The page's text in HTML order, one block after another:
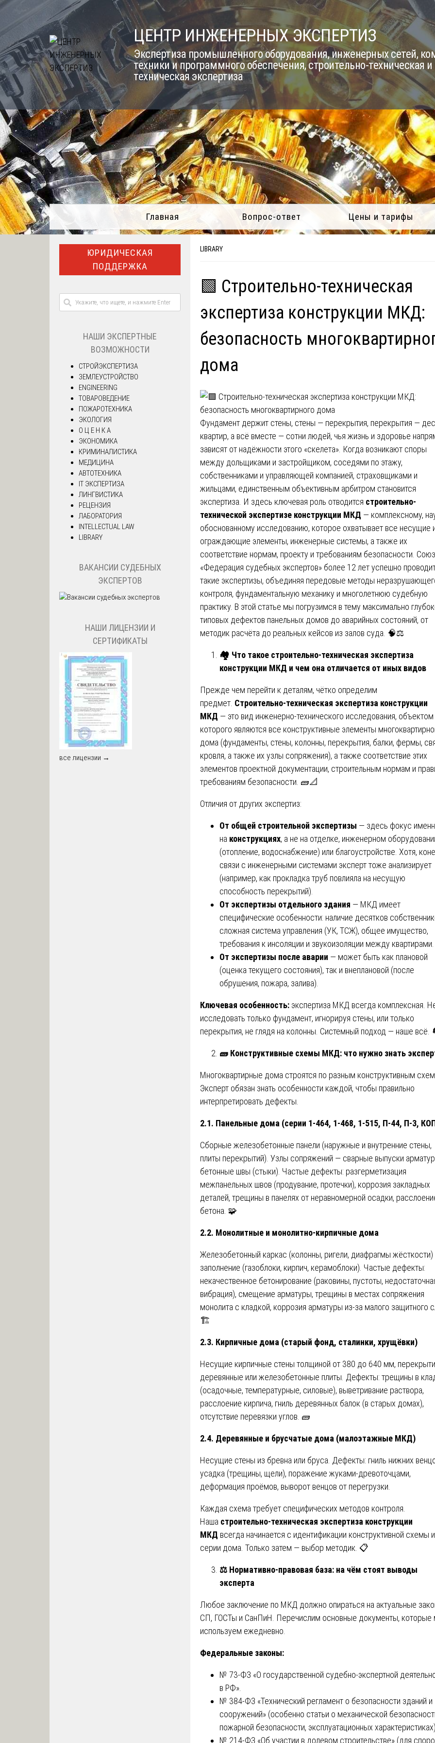
Skip
content
ЦЕНТР ИНЖЕНЕРНЫХ ЭКСПЕРТИЗ
Экспертиза промышленного оборудования, инженерных сетей,
техники и программного обеспечения, строительно-техническая
техническая экспертиза
Главная Вопрос-ответ Цены и тарифы
LIBRARY
🟩 Строительно-техническая
экспертиза конструкции МКД:
безопасность
дома
Фундамент держит стены, стены — перекрытия, перекрытия —
квартир, а всё вместе — сотни людей, чья жизнь и здоровье
зависят от надёжности этого «скелета». Когда возникают споры
между дольщиками и застройщиком, соседями по этажу,
собственниками и управляющей компанией, страховщиками и
жильцами, единственным объективным арбитром становится
экспертиза. И здесь ключевая роль отводится строительно-
технической экспертизе конструкции МКД — комплексному,
обоснованному исследованию, которое охватывает все несущие
ограждающие элементы, инженерные системы, а также их
соответствие нормам, проекту и требованиям безопасности. Союз
«Федерация судебных экспертов» более 12 лет успешно
такие экспертизы, объединяя передовые методы
контроля, фундаментальную механику и многолетнюю судебную
практику. В этой статье мы погрузимся в тему максимально
типовых дефектов панельных домов до аварийных состояний, от
методик расчёта до реальных кейсов из залов суда. 🧠⚖️
🏘 ️ Что такое строительно-техническая экспертиза
конструкции МКД и чем она отличается от иных видов
Прежде чем перейти к деталям, чётко определим
предмет. Строительно-техническая экспертиза конструкции
МКД — это вид инженерно-технического исследования, объектом
которого являются все конструктивные элементы
дома (фундаменты, стены, колонны, перекрытия, балки, фермы,
кровля, а также их узлы сопряжения), а также соответствие этих
элементов проектной документации, строительным нормам и
требованиям безопасности. 🧱📐
Отличия от других экспертиз:
От общей строительной экспертизы — здесь фокус
на конструкциях, а не на отделке, инженерном
(отопление, водоснабжение) или благоустройстве. Хотя,
связи с инженерными системами эксперт тоже анализирует
(например, как прокладка труб повлияла на несущую
способность перекрытий).
От экспертизы отдельного здания — МКД имеет
специфические особенности: наличие десятков
сложная система управления (УК, ТСЖ), общее имущество,
требования к инсоляции и звукоизоляции между квартирами.
От экспертизы после аварии — может быть как плановой
(оценка текущего состояния), так и внеплановой (после
обрушения, пожара, залива).
Ключевая особенность: экспертиза МКД всегда комплексная.
исследовать только фундамент, игнорируя стены, или только
перекрытия, не глядя на колонны. Системный подход — наше всё.
🧱 Конструктивные схемы МКД: что нужно знать
Многоквартирные дома строятся по разным конструктивным
Эксперт обязан знать особенности каждой, чтобы правильно
интерпретировать дефекты.
2.1. Панельные дома (серии 1-464, 1-468, 1-515, П-44, П-3,
Сборные железобетонные панели (наружные и внутренние стены,
плиты перекрытий). Узлы сопряжений — сварные выпуски
бетонные швы (стыки). Частые дефекты: разгерметизация
межпанельных швов (продувание, протечки), коррозия закладных
деталей, трещины в панелях от неравномерной осадки,
бетона. 🧩
2.2. Монолитные и монолитно-кирпичные дома
Железобетонный каркас (колонны, ригели, диафрагмы жёсткости)
заполнение (газоблоки, кирпич, керамоблоки). Частые дефекты:
некачественное бетонирование (раковины, пустоты,
вибрация), смещение арматуры, трещины в местах сопряжения
монолита с кладкой, коррозия арматуры из-за малого защитного
🏗️
2.3. Кирпичные дома (старый фонд, сталинки, хрущёвки)
Несущие кирпичные стены толщиной от 380 до 640 мм,
деревянные или железобетонные плиты. Дефекты: трещины в
(осадочные, температурные, силовые), выветривание раствора,
расслоение кирпича, гниль деревянных балок (в старых домах),
отсутствие перевязки углов. 🧱
2.4. Деревянные и брусчатые дома (малоэтажные МКД)
Несущие стены из бревна или бруса. Дефекты: гниль нижних
усадка (трещины, щели), поражение жуками-древоточцами,
деформация проёмов, выворот венцов от перегрузки.
Каждая схема требует специфических методов контроля.
Наша строительно-техническая экспертиза конструкции
МКД всегда начинается с идентификации конструктивной схемы и
серии дома. Только затем — выбор методик. 📋
⚖️ Нормативно-правовая база: на чём стоят выводы
эксперта
Любое заключение по МКД должно опираться на актуальные
СП, ГОСТы и СанПиН. Перечислим основные документы, которые
используем ежедневно.
Федеральные законы:
№ 73-ФЗ «О государственной судебно-экспертной
в РФ».
№ 384-ФЗ «Технический регламент о безопасности зданий и
сооружений» (особенно статьи о механической
пожарной безопасности, эксплуатационных
№ 214-ФЗ «Об участии в долевом строительстве» (для
ЮРИДИЧЕСКАЯ
ПОДДЕРЖКА
НАШИ ЭКСПЕРТНЫЕ
ВОЗМОЖНОСТИ
СТРОЙЭКСПЕРТИЗА
ЗЕМЛЕУСТРОЙСТВО
ENGINEERING
ТОВАРОВЕДЕНИЕ
ПОЖАРОТЕХНИКА
ЭКОЛОГИЯ
О Ц Е Н К А
ЭКОНОМИКА
КРИМИНАЛИСТИКА
МЕДИЦИНА
АВТОТЕХНИКА
IT ЭКСПЕРТИЗА
ЛИНГВИСТИКА
РЕЦЕНЗИЯ
ЛАБОРАТОРИЯ
INTELLECTUAL LAW
LIBRARY
ВАКАНСИИ СУДЕБНЫХ
ЭКСПЕРТОВ
НАШИ ЛИЦЕНЗИИ И
СЕРТИФИКАТЫ
все лицензии →